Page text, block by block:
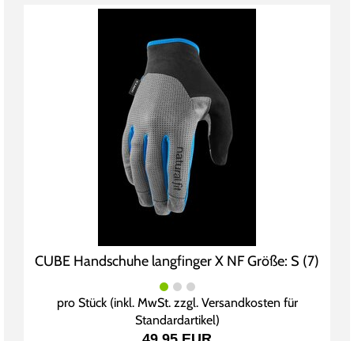
CUBE Handschuhe langfinger X NF Größe: S (7)
pro Stück (inkl. MwSt. zzgl. Versandkosten für
Standardartikel)